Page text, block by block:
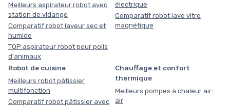
Meilleurs aspirateur robot avec
station de vidange
Comparatif robot laveur sec et
humide
TOP aspirateur robot pour poils
d'animaux
électrique
Comparatif robot lave vitre
magnétique
Robot de cuisine
Meilleurs robot pâtissier
multifonction
Comparatif robot pâtissier avec
Chauffage et confort
thermique
Meilleurs pompes à chaleur air-
air